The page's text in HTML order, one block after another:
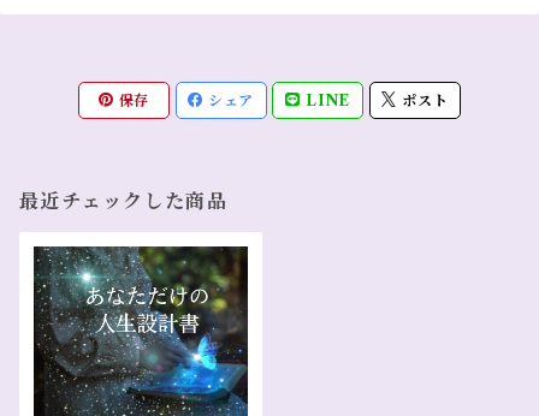
保存 シェア LINE ポスト
最近チェックした商品